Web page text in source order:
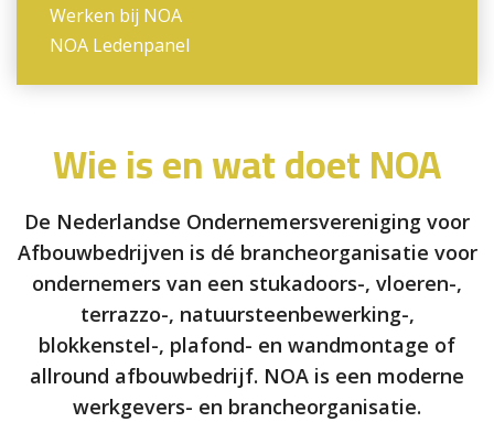
Werken bij NOA
NOA Ledenpanel
Wie is en wat doet NOA
De Nederlandse Ondernemersvereniging voor
Afbouwbedrijven is dé brancheorganisatie voor
ondernemers van een stukadoors-, vloeren-,
terrazzo-, natuursteenbewerking-,
blokkenstel-, plafond- en wandmontage of
allround afbouwbedrijf. NOA is een moderne
werkgevers- en brancheorganisatie.